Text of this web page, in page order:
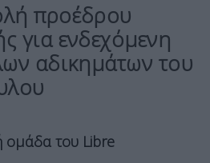
προέδρου
για ενδεχόμενη
αδικημάτων του
ομάδα του Libre